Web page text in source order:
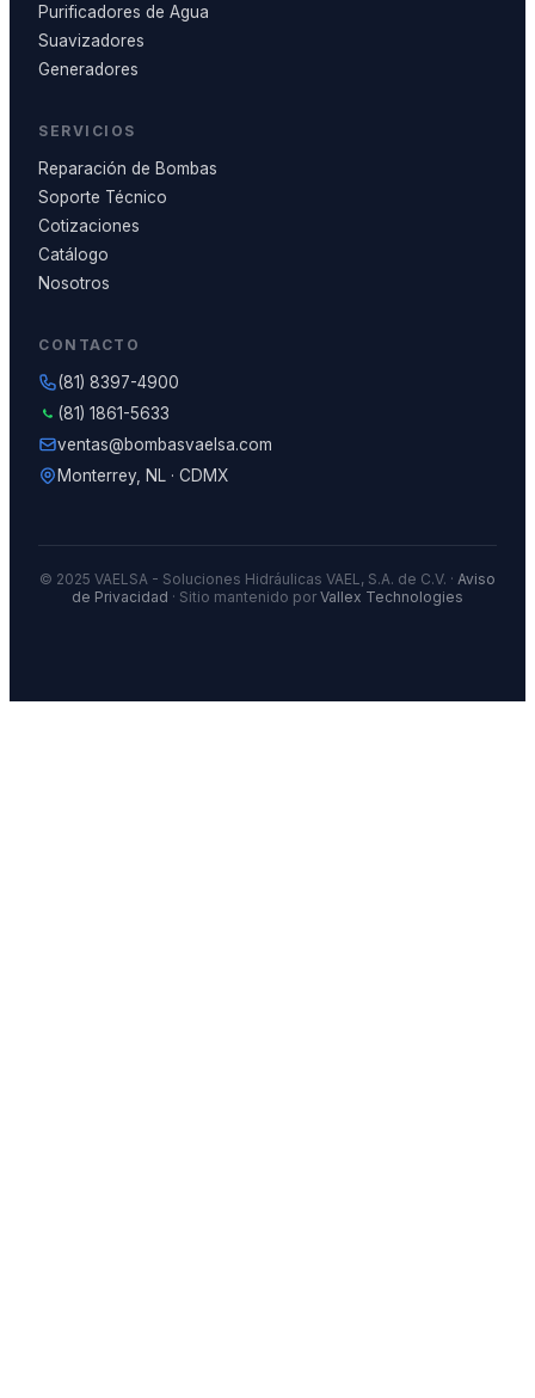
Purificadores de Agua
Suavizadores
Generadores
SERVICIOS
Reparación de Bombas
Soporte Técnico
Cotizaciones
Catálogo
Nosotros
CONTACTO
(81) 8397-4900
(81) 1861-5633
ventas@bombasvaelsa.com
Monterrey, NL · CDMX
© 2025 VAELSA - Soluciones Hidráulicas VAEL, S.A. de C.V. · Aviso
de Privacidad · Sitio mantenido por Vallex Technologies